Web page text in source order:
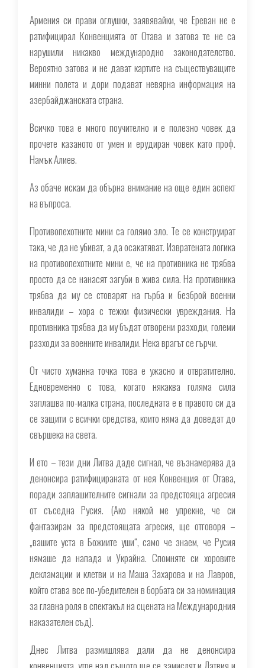
Армения си прави оглушки, заявявайки, че Ереван не е
ратифицирал Конвенцията от Отава и затова те не са
нарушили никакво международно законодателство.
Вероятно затова и не дават картите на съществуващите
минни полета и дори подават невярна информация на
азербайджанската страна.
Всичко това е много поучително и е полезно човек да
прочете казаното от умен и ерудиран човек като проф.
Намък Алиев.
Аз обаче искам да обърна внимание на още един аспект
на въпроса.
Противопехотните мини са голямо зло. Те се конструират
така, че да не убиват, а да осакатяват. Извратената логика
на противопехотните мини е, че на противника не трябва
просто да се нанасят загуби в жива сила. На противника
трябва да му се стоварят на гърба и безброй военни
инвалиди – хора с тежки физически увреждания. На
противника трябва да му бъдат отворени разходи, големи
разходи за военните инвалиди. Нека врагът се гърчи.
От чисто хуманна точка това е ужасно и отвратително.
Едновременно с това, когато някаква голяма сила
заплашва по-малка страна, последната е в правото си да
се защити с всички средства, които няма да доведат до
свършека на света.
И ето – тези дни Литва даде сигнал, че възнамерява да
денонсира ратифицираната от нея Конвенция от Отава,
поради заплашителните сигнали за предстояща агресия
от съседна Русия. (Ако някой ме упрекне, че си
фантазирам за предстоящата агресия, ще отговоря –
„вашите уста в Божиите уши“, само че знаем, че Русия
нямаше да напада и Украйна. Спомняте си хоровите
декламации и клетви и на Маша Захарова и на Лавров,
който става все по-убедителен в борбата си за номинация
за главна роля в спектакъл на сцената на Международния
наказателен съд).
Днес Литва размишлява дали да не денонсира